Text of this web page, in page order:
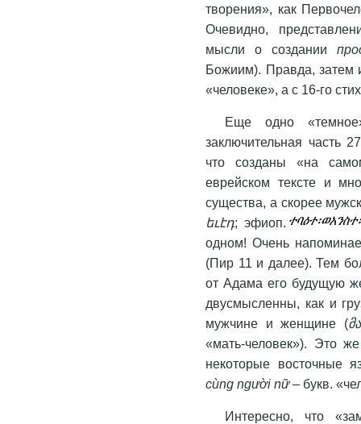
творения», как
Очевидно,
мысли о создании
Божиим). Правда, затем
«человеке», а с 16-го
Еще одно
заключительная часть
что созданы «на
еврейском тексте и
существа, а скорее
եւէդ; эфиоп.
одном! Очень
(Пир 11 и далее). Тем
от Адама его будущую
двусмысленны, как и
мужчине и женщине (
«мать-человек»). Это
некоторые восточные
cùng người nữ– букв.
Интересно, что